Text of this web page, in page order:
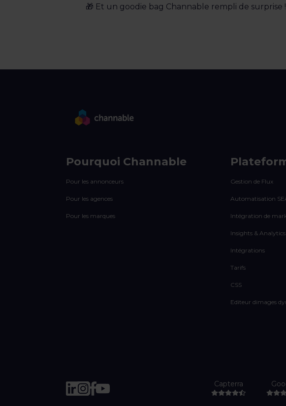
🎁 Et un goodie bag Channable rempli de surprise !
Pourquoi Channable
Pour les annonceurs
Pour les agences
Pour les marques
Gestion de Flux
Automatisation
Intégration de
Insights & Analytics
Intégrations
Tarifs
CSS
Editeur dimages
Capterra